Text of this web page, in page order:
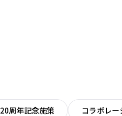
20周年記念施策 コラボレ